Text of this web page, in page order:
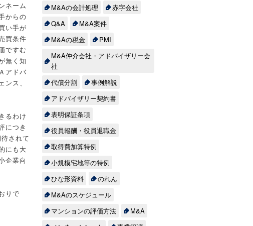
ネーム
からの
い手が
買条件
ですむ
無く知
アドバ
ス、
るわけ
につき
されて
にも大
企業向
りで
M&Aの会計処理
赤字会社
Q&A
M&A案件
M&Aの税金
PMI
M&A仲介会社・アドバイザリー会
社
代償分割
事例解説
アドバイザリー契約書
表明保証条項
役員報酬・役員退職金
取得費加算特例
小規模宅地等の特例
ひな形資料
のれん
M&Aのスケジュール
マンションの評価方法
M&A